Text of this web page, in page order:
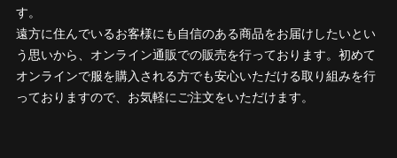
す。
遠方に住んでいるお客様にも自信のある商品をお届けしたいとい
う思いから、オンライン通販での販売を行っております。初めて
オンラインで服を購入される方でも安心いただける取り組みを行
っておりますので、お気軽にご注文をいただけます。